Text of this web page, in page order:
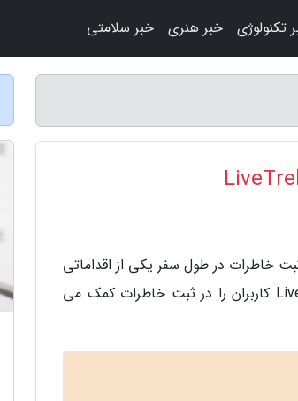
خاطرات در طول سفر یکی از اقداماتی
به شمار می رود که اغلب مسافران مایل به انجام آن هستند. اپلیکیشن LiveTrekker کاربران را در ثبت خاطرات کمک می
تکنولوژی خبر هنری خبر سلامتی